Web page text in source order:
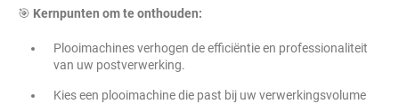
🎯 Kernpunten om te onthouden:
Plooimachines verhogen de efficiëntie en professionaliteit
van uw postverwerking.
Kies een plooimachine die past bij uw verwerkingsvolume